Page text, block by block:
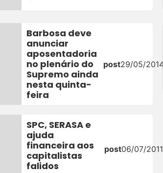
Barbosa deve
anunciar
aposentadoria
no plenário do
Supremo ainda
nesta quinta-
feira
post29/05/2014
SPC, SERASA e
ajuda
financeira aos
capitalistas
falidos
post06/07/2011